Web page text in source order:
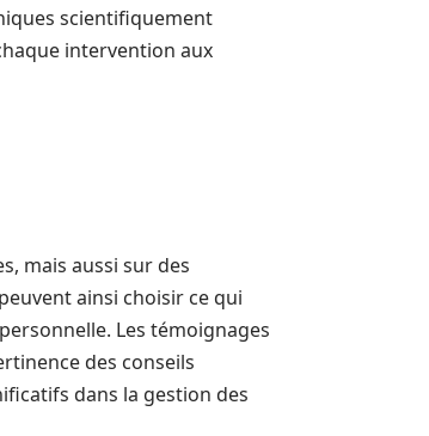
scientifiquement
intervention aux
mais aussi sur des
ainsi choisir ce qui
Les témoignages
des conseils
dans la gestion des